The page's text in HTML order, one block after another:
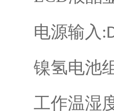
电子360
称量 /感量
高 自重